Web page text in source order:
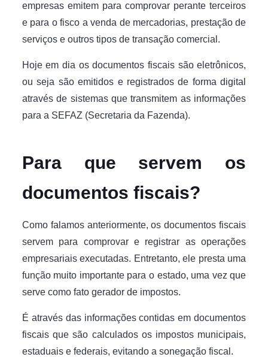
empresas emitem para comprovar perante terceiros
e para o fisco a venda de mercadorias, prestação de
serviços e outros tipos de transação comercial.
Hoje em dia os documentos fiscais são eletrônicos,
ou seja são emitidos e registrados de forma digital
através de sistemas que transmitem as informações
para a SEFAZ (Secretaria da Fazenda).
Para que servem os
documentos fiscais?
Como falamos anteriormente, os documentos fiscais
servem para comprovar e registrar as operações
empresariais executadas. Entretanto, ele presta uma
função muito importante para o estado, uma vez que
serve como fato gerador de impostos.
É através das informações contidas em documentos
fiscais que são calculados os impostos municipais,
estaduais e federais, evitando a sonegação fiscal.